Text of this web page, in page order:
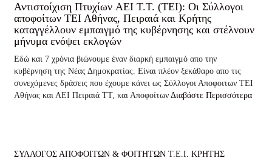
Αντιστοίχιση Πτυχίων AEI T.T. (ΤΕΙ): Οι Σύλλογοι
αποφοίτων ΤΕΙ Αθήνας, Πειραιά και Κρήτης
καταγγέλλουν εμπαιγμό της κυβέρνησης και στέλνουν
μήνυμα ενόψει εκλογών
Εδώ και 7 χρόνια βιώνουμε έναν διαρκή εμπαιγμό απο την
κυβέρνηση της Νέας Δημοκρατίας. Είναι πλέον ξεκάθαρο απο τις
συνεχόμενες δράσεις που έχουμε κάνει ως Σύλλογοι Αποφοιτων ΤΕΙ
Αθήνας και ΑΕΙ Πειραιά ΤΤ, και Αποφοίτων Διαβάστε Περισσότερα
ΣΥΛΛΟΓΟΣ ΑΠΟΦΟΙΤΩΝ & ΦΟΙΤΗΤΩΝ Τ.Ε.Ι. ΚΡΗΤΗΣ